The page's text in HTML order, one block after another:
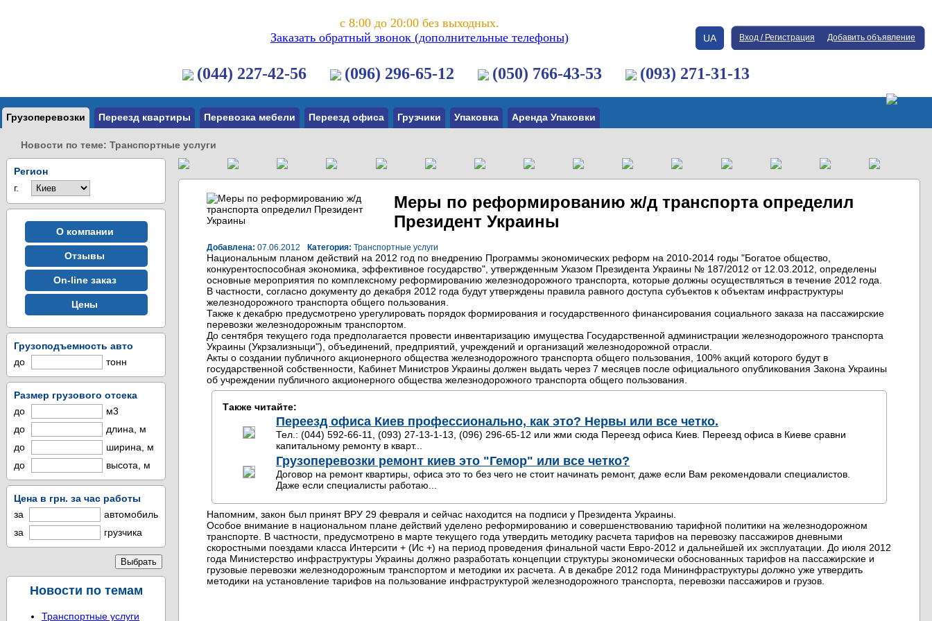
с 8:00 до 20:00 без выходных.
Заказать обратный звонок (дополнительные телефоны)
(044) 227-42-56 (096) 296-65-12 (050) 766-43-53 (093) 271-31-13
UA Вход / Регистрация Добавить объявление
Грузоперевозки Переезд квартиры Перевозка мебели Переезд офиса Грузчики Упаковка Аренда Упаковки
Новости по теме: Транспортные услуги
Регион
г.
О компании
Отзывы
On-line заказ
Цены
Грузоподъемность авто
до
тонн
Размер грузового отсека
до
м3
до
длина, м
до
ширина, м
до
высота, м
Цена в грн. за час работы
за
автомобиль
за
грузчика
Новости по темам
Транспортные услуги
Меры по реформированию ж/д транспорта определил
Президент Украины
Добавлена: 07.06.2012 Категория: Транспортные услуги
Национальным планом действий на 2012 год по внедрению Программы экономических реформ на 2010-2014 годы "Богатое общество,
конкурентоспособная экономика, эффективное государство", утвержденным Указом Президента Украины № 187/2012 от 12.03.2012, определены
основные мероприятия по комплексному реформированию железнодорожного транспорта, которые должны осуществляться в течение 2012 года.
В частности, согласно документу до декабря 2012 года будут утверждены правила равного доступа субъектов к объектам инфраструктуры
железнодорожного транспорта общего пользования.
Также к декабрю предусмотрено урегулировать порядок формирования и государственного финансирования социального заказа на пассажирские
перевозки железнодорожным транспортом.
До сентября текущего года предполагается провести инвентаризацию имущества Государственной администрации железнодорожного транспорта
Украины (Укрзализныци"), объединений, предприятий, учреждений и организаций железнодорожной отрасли.
Акты о создании публичного акционерного общества железнодорожного транспорта общего пользования, 100% акций которого будут в
государственной собственности, Кабинет Министров Украины должен выдать через 7 месяцев после официального опубликования Закона Украины
об учреждении публичного акционерного общества железнодорожного транспорта общего пользования.
Также читайте:
Переезд офиса Киев профессионально, как это? Нервы или все четко.
Тел.: (044) 592-66-11, (093) 27-13-1-13, (096) 296-65-12 или жми сюда Переезд офиса Киев. Переезд офиса в Киеве сравни
капитальному ремонту в кварт...
Грузоперевозки ремонт киев это "Гемор" или все четко?
Договор на ремонт квартиры, офиса это то без чего не стоит начинать ремонт, даже если Вам рекомендовали специалистов.
Даже если специалисты работаю...
Напомним, закон был принят ВРУ 29 февраля и сейчас находится на подписи у Президента Украины.
Особое внимание в национальном плане действий уделено реформированию и совершенствованию тарифной политики на железнодорожном
транспорте. В частности, предусмотрено в марте текущего года утвердить методику расчета тарифов на перевозку пассажиров дневными
скоростными поездами класса Интерсити + (Ис +) на период проведения финальной части Евро-2012 и дальнейшей их эксплуатации. До июля 2012
года Министерство инфраструктуры Украины должно разработать концепции структуры экономически обоснованных тарифов на пассажирские и
грузовые перевозки железнодорожным транспортом и методики их расчета. А в декабре 2012 года Мининфраструктуры должно уже утвердить
методики на установление тарифов на пользование инфраструктурой железнодорожного транспорта, перевозки пассажиров и грузов.